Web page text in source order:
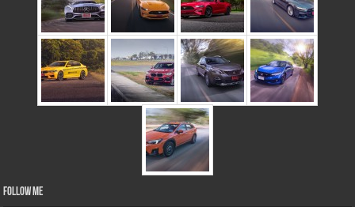
Follow Me